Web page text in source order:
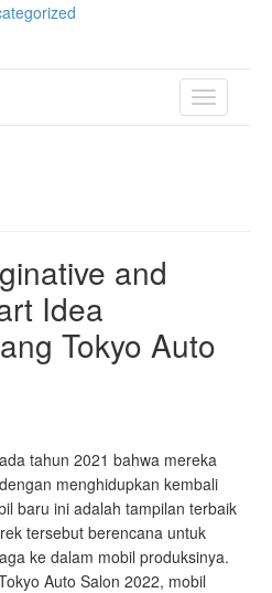
TOGGLE
and
Idea
Tokyo Auto
tahun 2021 bahwa mereka
menghidupkan kembali
baru ini adalah tampilan terbaik
tersebut berencana untuk
ke dalam mobil produksinya.
Auto Salon 2022, mobil